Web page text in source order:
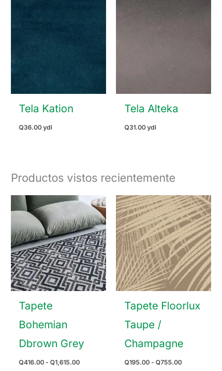
Tela Kation
Q36.00 ydl
Tela Alteka
Q31.00 ydl
Productos vistos recientemente
Tapete
Bohemian
Dbrown Grey
Q416.00 - Q1,615.00Rango
Tapete Floorlux
Taupe /
Champagne
Q195.00 - Q755.00Rango